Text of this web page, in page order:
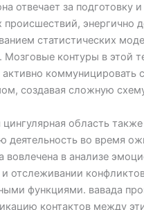
отвечает за подготовку
происшествий, энергично
статистических
Мозговые контуры в этой
активно коммуницировать
создавая сложную
область
деятельность во время
вовлечена в анализе
и отслеживании
функциями. вавада
контактов между